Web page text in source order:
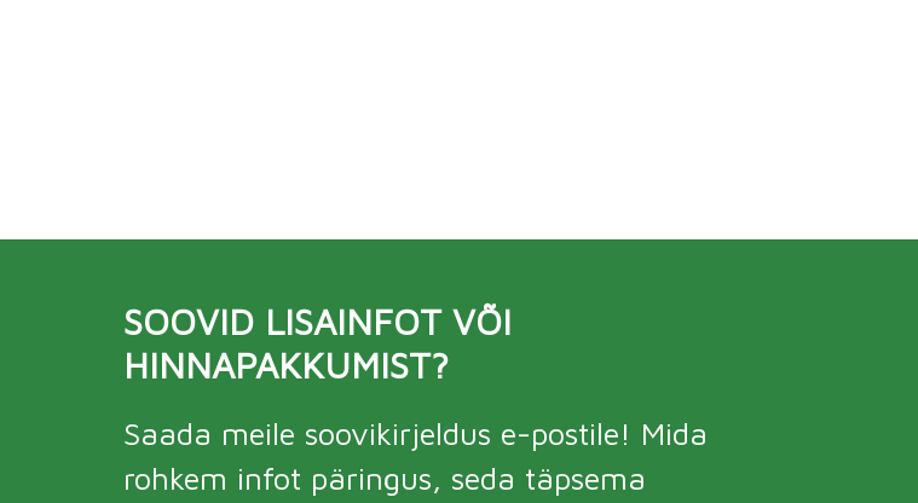
SOOVID LISAINFOT VÕI
HINNAPAKKUMIST?
Saada meile soovikirjeldus e-postile! Mida
rohkem infot päringus, seda täpsema